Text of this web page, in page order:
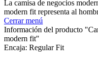
La camisa de negocios
modern fit representa al
Cerrar menú
Información del producto
modern fit"
Encaja: Regular Fit